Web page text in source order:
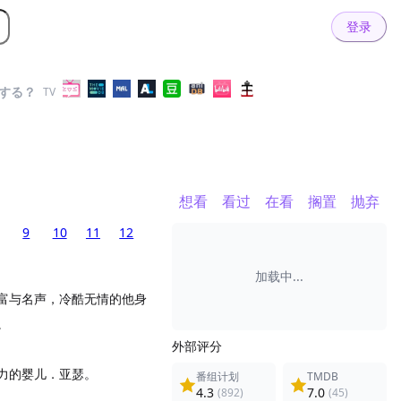
登录
る？ TV
9 10 11 12
与名声，冷酷无情的他身
婴儿．亚瑟。
想看 看过 在看 搁置 抛弃
加载中...
外部评分
番组计划
4.3 (892)
TMDB
7.0 (45)